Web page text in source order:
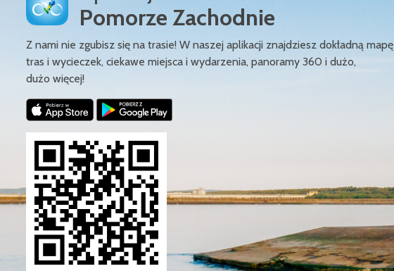
Pomorze Zachodnie
Z nami nie zgubisz się na trasie! W naszej aplikacji znajdziesz dokładną mapę
tras i wycieczek, ciekawe miejsca i wydarzenia, panoramy 360 i dużo,
dużo więcej!